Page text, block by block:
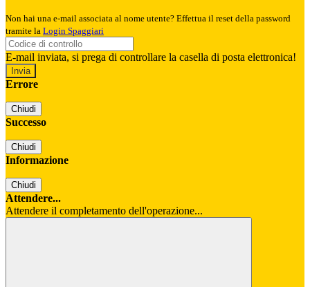
Non hai una e-mail associata al nome utente? Effettua il reset della password
tramite la Login Spaggiari
E-mail inviata, si prega di controllare la casella di posta elettronica!
Errore
Chiudi
Successo
Chiudi
Informazione
Chiudi
Attendere...
Attendere il completamento dell'operazione...